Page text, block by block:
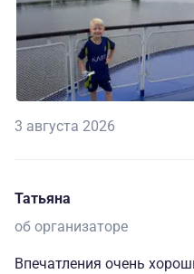
3 августа 2026
Татьяна
об организаторе
Впечатления очень